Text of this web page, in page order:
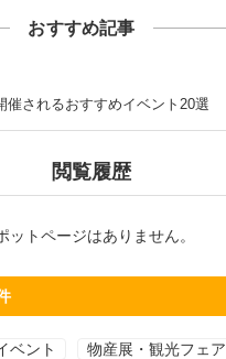
おすすめ記事
催されるおすすめイベント20選
閲覧履歴
トページはありません。
ベント 物産展・観光フェア